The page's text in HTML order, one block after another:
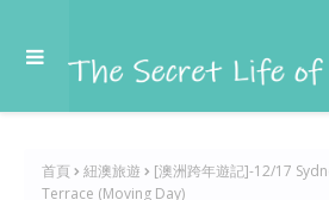
首頁 紐澳旅遊
[澳洲跨年遊記]-12/17
Terrace (Moving Day)